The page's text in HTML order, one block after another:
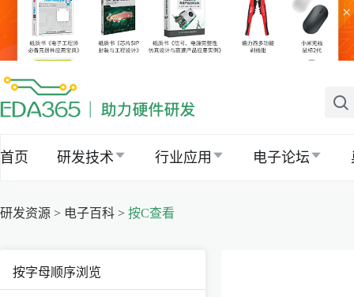
×
首页 研发技术 行业应用 电子论坛
研发资源 > 电子百科 > 按C查看
按字母顺序浏览